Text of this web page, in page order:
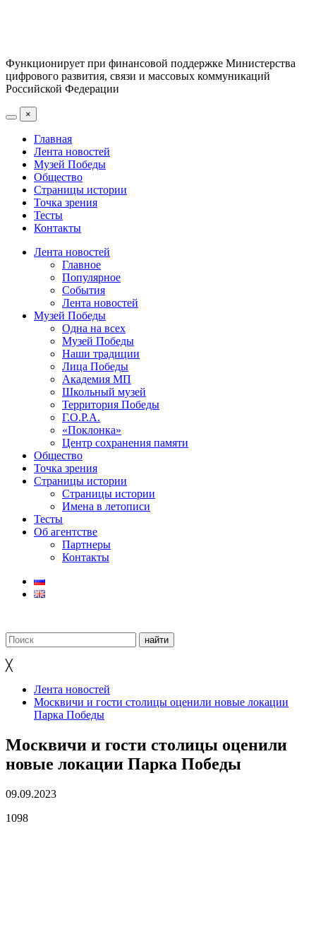
Функционирует при финансовой поддержке Министерства
цифрового развития, связи и массовых коммуникаций
Российской Федерации
×
Главная
Лента новостей
Музей Победы
Общество
Страницы истории
Точка зрения
Тесты
Контакты
Лента новостей
Главное
Популярное
События
Лента новостей
Музей Победы
Одна на всех
Музей Победы
Наши традиции
Лица Победы
Академия МП
Школьный музей
Территория Победы
Г.О.Р.А.
«Поклонка»
Центр сохранения памяти
Общество
Точка зрения
Страницы истории
Страницы истории
Имена в летописи
Тесты
Об агентстве
Партнеры
Контакты
╳
Лента новостей
Москвичи и гости столицы оценили новые локации
Парка Победы
Москвичи и гости столицы оценили
новые локации Парка Победы
09.09.2023
1098